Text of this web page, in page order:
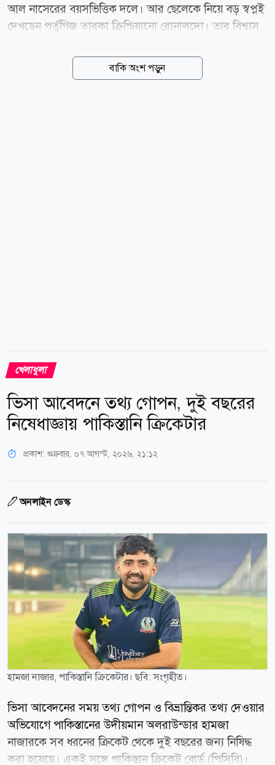
আল নাসেরের বয়সভিত্তিক দলে। আর ছেলেকে নিয়ে বড় স্বপ্নই
দেখছেন পর্তুগিজ তারকা ক্রিশ্চিয়ানো রোনালদো। তার বিশ্বাস,
সাফল্যের পথে সবচেয়ে কঠিন বিষয় হিসেবে ক্ষুধা ধরে রাখার
কথা বলেছেন তিনি। সম্প্রতি সামাজিক যোগাযোগমাধ্যমে
বাকি অংশ পড়ুন
খেলাধুলা
ভিসা আবেদনে তথ্য গোপন, দুই বছরের
নিষেধাজ্ঞায় পাকিস্তানি ক্রিকেটার
প্রকাশ: শুক্রবার, ০৭ আগস্ট, ২০২৬, ২১:১২
অনলাইন ডেস্ক
হামজা নাজার, পাকিস্তানি ক্রিকেটার। ছবি: সংগৃহীত।
ভিসা আবেদনের সময় তথ্য গোপন ও বিভ্রান্তিকর তথ্য দেওয়ার
অভিযোগে পাকিস্তানের উদীয়মান অলরাউন্ডার হামজা
নাজারকে সব ধরনের ক্রিকেট থেকে দুই বছরের জন্য নিষিদ্ধ
করা হয়েছে। একই সঙ্গে পাকিস্তান ক্রিকেট বোর্ড (পিসিবি)।